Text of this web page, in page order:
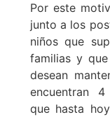
Por este
junto a los
niños que
familias y
desean
encuentran
que hasta